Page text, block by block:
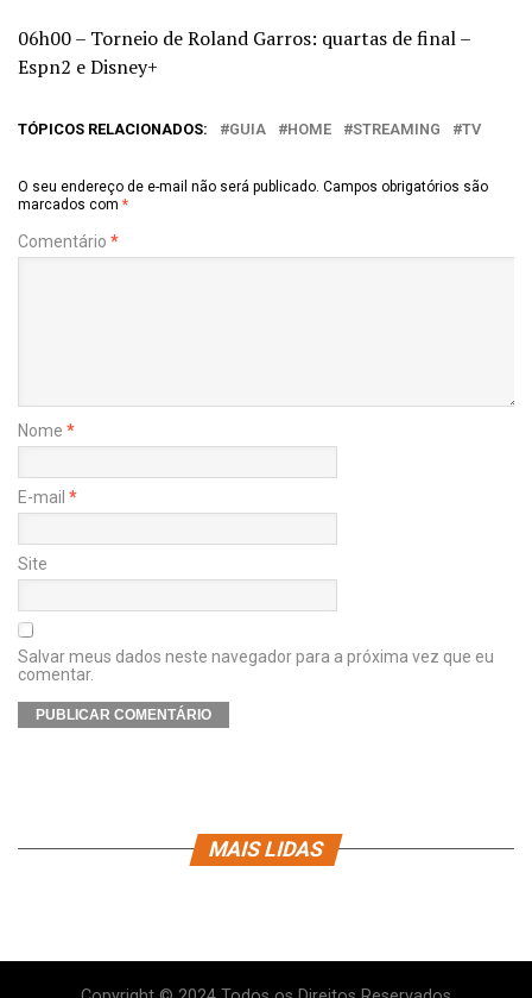
06h00 – Torneio de Roland Garros: quartas de final –
Espn2 e Disney+
TÓPICOS RELACIONADOS: GUIA HOME STREAMING TV
O seu endereço de e-mail não será publicado. Campos obrigatórios são
marcados com *
Comentário *
Nome *
E-mail *
Site
Salvar meus dados neste navegador para a próxima vez que eu
comentar.
MAIS LIDAS